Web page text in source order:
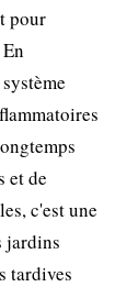
pour
et de
c'est une
jardins
tardives